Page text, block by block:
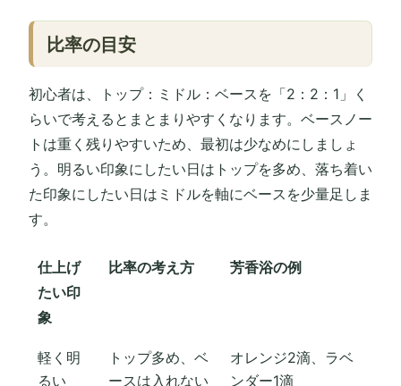
比率の目安
初心者は、トップ：ミドル：ベースを「2：2：1」く
らいで考えるとまとまりやすくなります。ベースノー
トは重く残りやすいため、最初は少なめにしましょ
う。明るい印象にしたい日はトップを多め、落ち着い
た印象にしたい日はミドルを軸にベースを少量足しま
す。
仕上げ
たい印
象
比率の考え方 芳香浴の例
軽く明
るい
トップ多め、ベ
ースは入れない
オレンジ2滴、ラベ
ンダー1滴